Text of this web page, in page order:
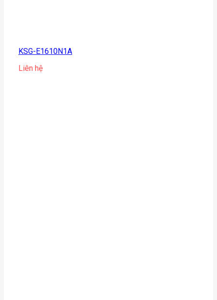
KSG-E1610N1A
Liên hệ